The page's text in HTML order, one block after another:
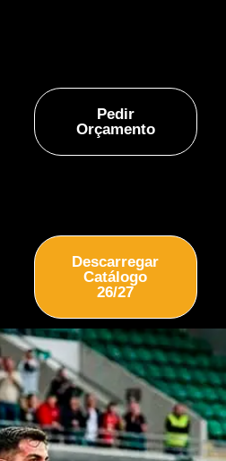
Pedir
Orçamento
Descarregar
Catálogo
26/27